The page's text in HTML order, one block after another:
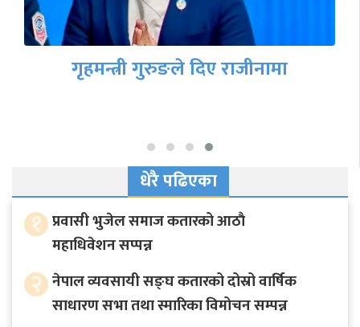
गृहमन्त्री गुरुङले दिए राजीनामा
धेरै पढिएका
१ प्रवासी भुजेल समाज कतारको आठाै
महाधिवेशन सप्पन्न
२ नेपाल व्यवसायी सङ्घ कतारको दोस्रो वार्षिक
साधारण सभा तथा स्मारिका विमोचन सम्पन्न